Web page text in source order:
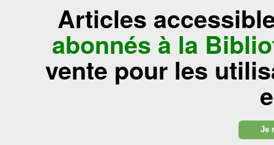
Articles
abonnés à la
vente pour les
Je